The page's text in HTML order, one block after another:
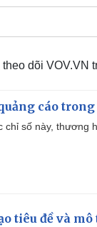
dõi VOV.VN
cáo
chỉ số này, thương
tiêu đề và